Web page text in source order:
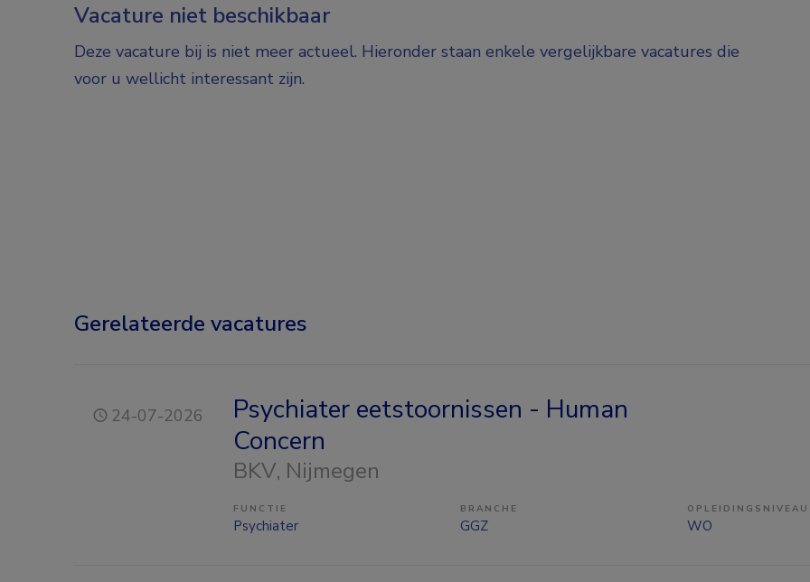
Vacature niet beschikbaar
Deze vacature bij is niet meer actueel. Hieronder staan enkele vergelijkbare vacatures die
voor u wellicht interessant zijn.
Gerelateerde vacatures
24-07-2026
Psychiater eetstoornissen - Human
Concern
BKV, Nijmegen
FUNCTIE
Psychiater
BRANCHE
GGZ
OPLEIDINGSNIVEAU
WO